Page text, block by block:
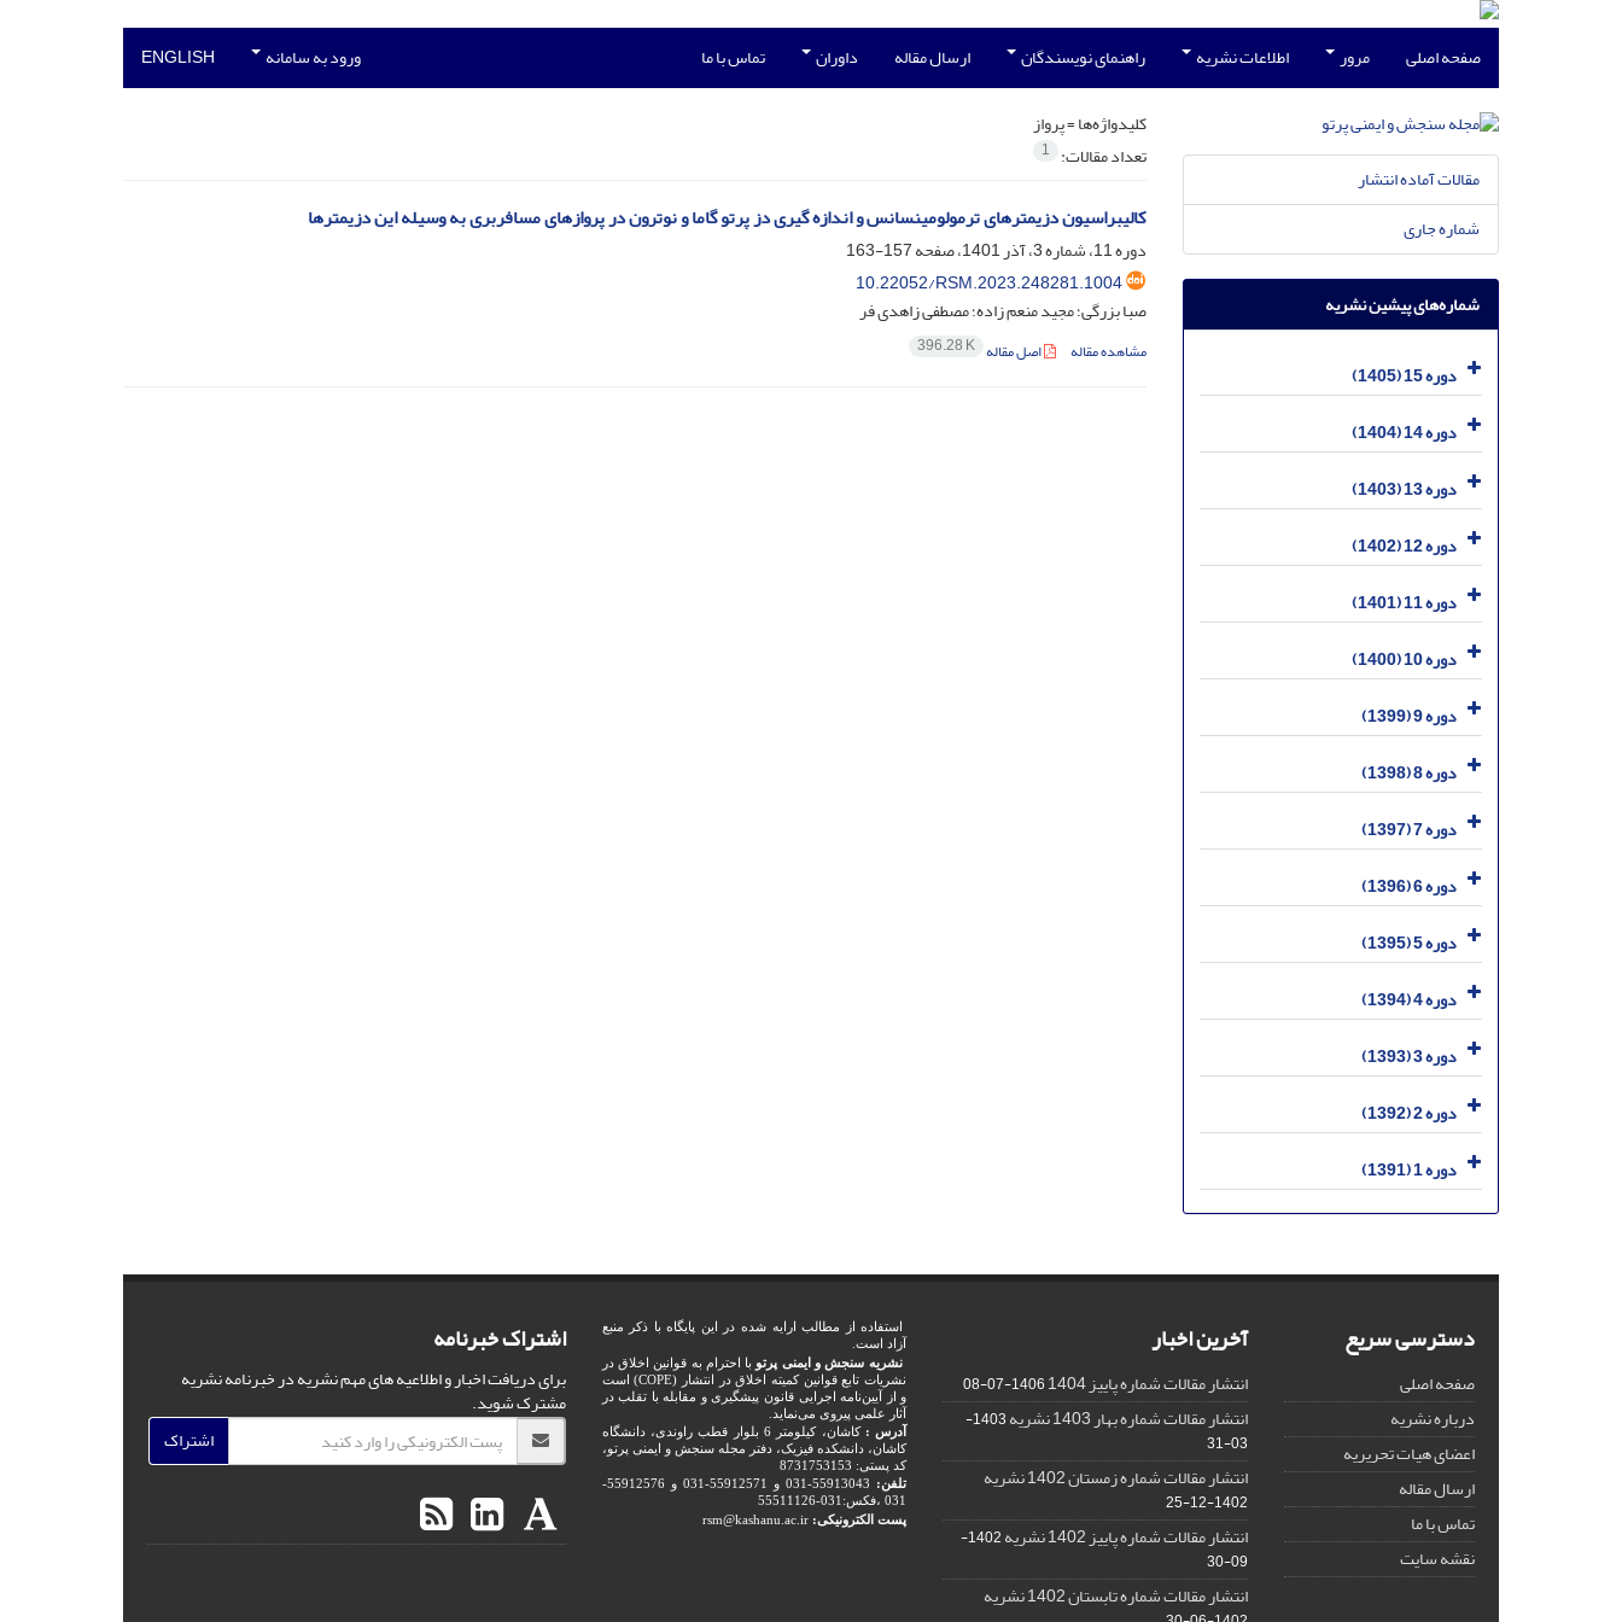
صفحه اصلی مرور اطلاعات نشریه راهنمای نویسندگان ارسال مقاله داوران تماس با ما ورود به سامانه ENGLISH
کلیدواژه‌ها =پرواز
تعداد مقالات: 1
کالیبراسیون دزیمترهای ترمولومینسانس و اندازه گیری دز پرتو گاما و نوترون در پروازهای مسافربری به وسیله این دزیمترها
دوره 11، شماره 3، آذر 1401، صفحه
157-163
10.22052/RSM.2023.248281.1004
صبا بزرگی؛ مجید منعم زاده؛ مصطفی زاهدی فر
مشاهده مقاله اصل مقاله 396.28 K
مقالات آماده انتشار
شماره جاری
شماره‌های پیشین نشریه
دوره 15 (1405)
دوره 14 (1404)
دوره 13 (1403)
دوره 12 (1402)
دوره 11 (1401)
دوره 10 (1400)
دوره 9 (1399)
دوره 8 (1398)
دوره 7 (1397)
دوره 6 (1396)
دوره 5 (1395)
دوره 4 (1394)
دوره 3 (1393)
دوره 2 (1392)
دوره 1 (1391)
دسترسی سریع
صفحه اصلی
درباره نشریه
اعضای هیات تحریریه
ارسال مقاله
تماس با ما
نقشه سایت
آخرین اخبار
انتشار مقالات شماره پاییز 1404 1406-07-08
انتشار مقالات شماره بهار 1403 نشریه
1403-
03-31
انتشار مقالات شماره زمستان 1402 نشریه
1402-12-25
انتشار مقالات شماره پاییز 1402 نشریه
1402-
09-30
انتشار مقالات شماره تابستان 1402 نشریه
استفاده از مطالب ارایه شده در این پایگاه با ذکر منبع
آزاد است.
نشریه سنجش و ایمنی پرتو با احترام به قوانین اخلاق در
نشریات تابع قوانین کمیته اخلاق در انتشار (COPE) است
و از آیین‌نامه اجرایی قانون پیشگیری و مقابله با تقلب در
آثار علمی پیروی می‌نماید.
آدرس :
کاشان، کیلومتر 6 بلوار قطب راوندی، دانشگاه
کاشان، دانشکده فیزیک، دفتر مجله سنجش و ایمنی پرتو،
کد پستی: 8731753153
تلفن:
55913043-031 و 55912571-031 و 55912576-
031 ،فکس:031-55511126
پست الکترونیکی: rsm@kashanu.ac.ir
اشتراک خبرنامه
برای دریافت اخبار و اطلاعیه های مهم نشریه در خبرنامه نشریه
مشترک شوید.
اشتراک